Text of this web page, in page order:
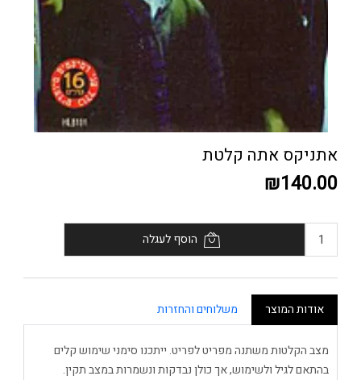
אתניקס אתה קלטת
₪140.00
הוסף לעגלה
אודות המוצר משלוחים והחזרות
מצב הקלטות משתנה מפריט לפריט. ייתכנו סימני שימוש קלים
בהתאם לגיל ולשימוש, אך כולן נבדקות ונשמרות במצב תקין.